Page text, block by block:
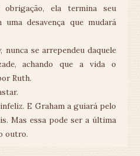
obrigação, ela termina seu
desavença que mudará
se arrependeu daquele
achando que a vida o
Ruth.
E Graham a guiará pelo
Mas essa pode ser a última
outro.